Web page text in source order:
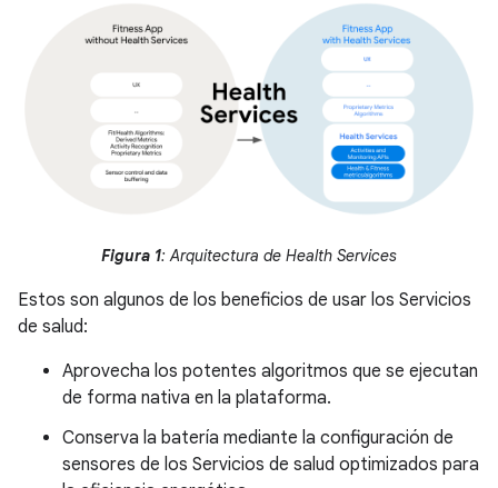
Figura 1: Arquitectura de Health Services
Estos son algunos de los beneficios de usar los Servicios
de salud:
Aprovecha los potentes algoritmos que se ejecutan
de forma nativa en la plataforma.
Conserva la batería mediante la configuración de
sensores de los Servicios de salud optimizados para